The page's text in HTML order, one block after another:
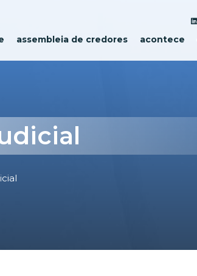
assembleia de credores acontece